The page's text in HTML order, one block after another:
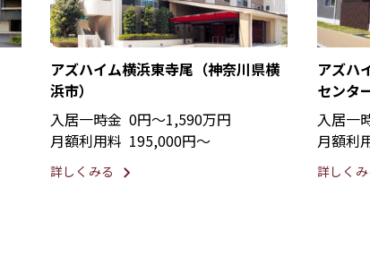
アズハイム横浜東寺尾（神奈川県横
浜市）
入居一時金 0円〜1,590万円
月額利用料 195,000円〜
詳しくみる
アズハ
センタ
入居一
月額利
詳しく